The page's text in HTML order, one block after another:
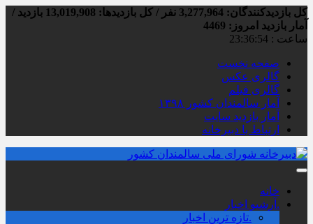
کل بازدیدکنند‌گان: 3,277,964 نفر / کل بازدیدها: 13,019,908 بازدید /
آمار بازدید امروز: 4469
ساعت : 23:36:55
صفحه نخست
گالری عکس
گالری فیلم
آمار سالمندان کشور ۱۳۹۸
آمار بازدید سایت
ارتباط با دبیرخانه
خانه
.آرشیو اخبار
.تازه ترین اخبار